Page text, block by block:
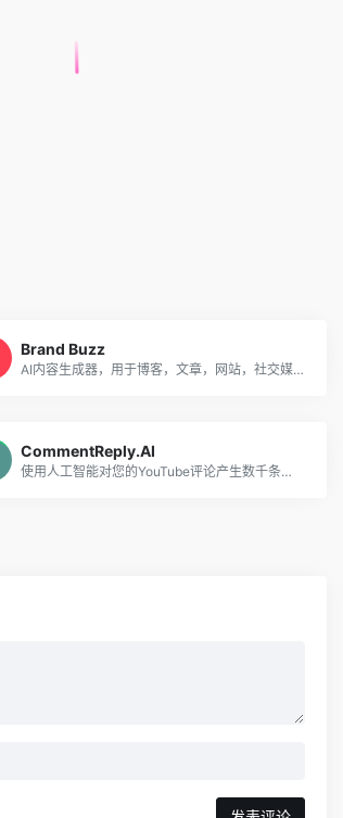
Brand Buzz
AI内容生成器，用于博客，文章，网站，社交媒体。
CommentReply.AI
使用人工智能对您的YouTube评论产生数千条回复。